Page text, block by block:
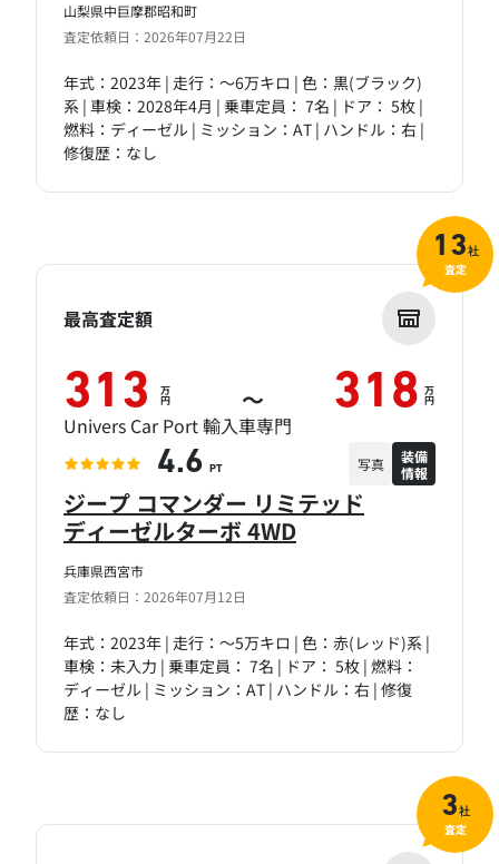
山梨県中巨摩郡昭和町
査定依頼日：2026年07月22日
年式：2023年 | 走行：～6万キロ | 色：黒(ブラック)
系 | 車検：2028年4月 | 乗車定員： 7名 | ドア： 5枚 |
燃料：ディーゼル | ミッション：AT | ハンドル：右 |
修復歴：なし
兵庫県西宮市
査定依頼日：2026年07月12日
ジープ コマンダー リミテッド
ディーゼルターボ 4WD
年式：2023年 | 走行：～5万キロ | 色：赤(レッド)系 |
車検：未入力 | 乗車定員： 7名 | ドア： 5枚 | 燃料：
ディーゼル | ミッション：AT | ハンドル：右 | 修復
歴：なし
最高査定額
313 万
円 ～ 318 万
円
Univers Car Port 輸入車専門
4.6 PT 写真
装備
情報
13社
査定
3社
査定